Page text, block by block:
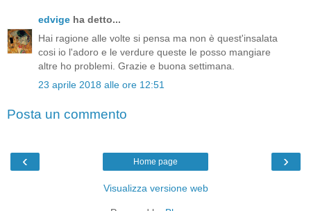
edvige ha detto...
Hai ragione alle volte si pensa ma non è quest'insalata
cosi io l'adoro e le verdure queste le posso mangiare
altre ho problemi. Grazie e buona settimana.
23 aprile 2018 alle ore 12:51
Posta un commento
‹ ›
Home page
Visualizza versione web